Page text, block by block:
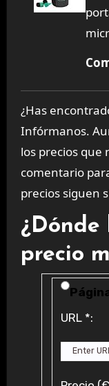
¿Has encontrado un precio más bajo?
Infórmanos.
los precios que
comentario
precios siguen
¿Dónde
precio
Price
URL *: